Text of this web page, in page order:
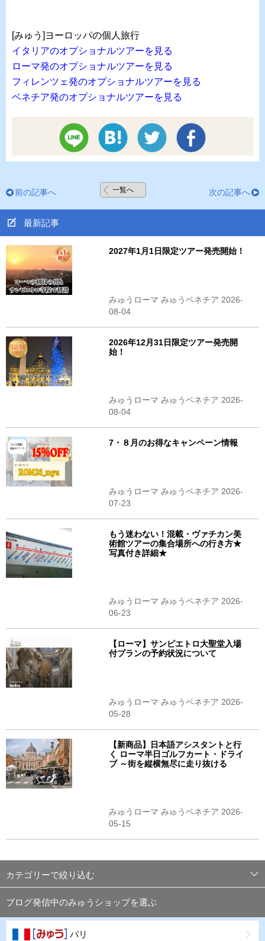
[みゅう]ヨーロッパの個人旅行
イタリアのオプショナルツアーを見る
ローマ発のオプショナルツアーを見る
フィレンツェ発のオプショナルツアーを見る
ベネチア発のオプショナルツアーを見る
前の記事へ 一覧へ 次の記事へ
最新記事
2027年1月1日限定ツアー発売開始！
みゅうローマ みゅうベネチア 2026-
08-04
2026年12月31日限定ツアー発売開
始！
みゅうローマ みゅうベネチア 2026-
08-04
7・８月のお得なキャンペーン情報
みゅうローマ みゅうベネチア 2026-
07-23
もう迷わない！混載・ヴァチカン美
術館ツアーの集合場所への行き方★
写真付き詳細★
みゅうローマ みゅうベネチア 2026-
06-23
【ローマ】サンピエトロ大聖堂入場
付プランの予約状況について
みゅうローマ みゅうベネチア 2026-
05-28
【新商品】日本語アシスタントと行
く ローマ半日ゴルフカート・ドライ
ブ ～街を縦横無尽に走り抜ける
みゅうローマ みゅうベネチア 2026-
05-15
カテゴリーで絞り込む
ブログ発信中のみゅうショップを選ぶ
パリ